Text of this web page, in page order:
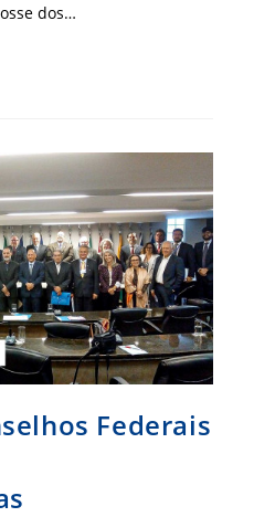
dos…
Federais